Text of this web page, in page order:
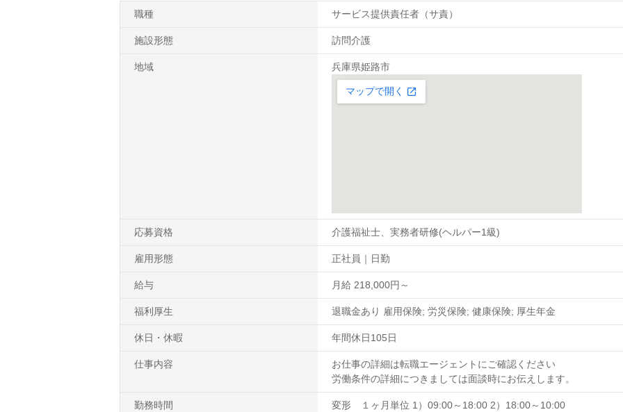
職種 サービス提供責任者（サ責）
施設形態 訪問介護
地域 兵庫県姫路市
応募資格 介護福祉士、実務者研修(ヘルパー1級)
雇用形態 正社員｜日勤
給与 月給 218,000円～
福利厚生 退職金あり 雇用保険; 労災保険; 健康保険; 厚生年金
休日・休暇 年間休日105日
仕事内容
お仕事の詳細は転職エージェントにご確認ください
労働条件の詳細につきましては面談時にお伝えします。
勤務時間 変形 １ヶ月単位 1）09:00～18:00 2）18:00～10:00